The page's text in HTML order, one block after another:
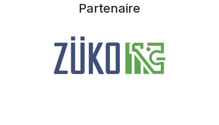
Partenaire